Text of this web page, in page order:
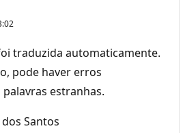
traduzida automaticamente.
pode haver erros
estranhas.
dos Santos